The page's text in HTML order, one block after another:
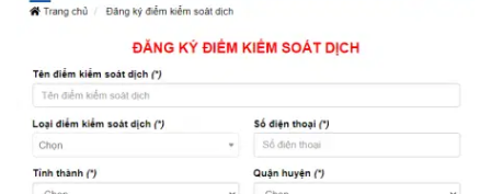
nghiệp Trung ương về tiếp tục tăng cường công tác phòng,
chống dịch bệnh Covid-19. Nội dung Điện nêu rõ: